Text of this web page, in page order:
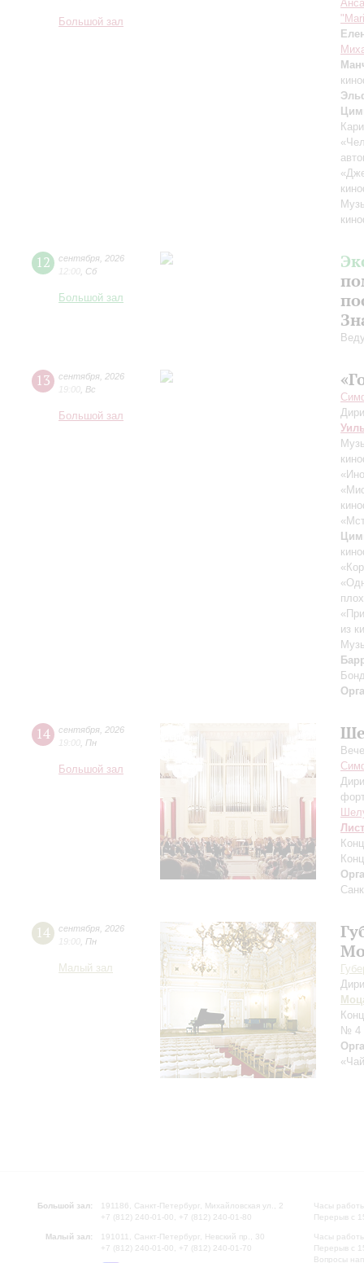
Большой зал
12 сентября 2026
12:00 Сб
Большой зал
13 сентября 2026
19:00 Вс
Большой зал
из
14 сентября 2026
19:00 Пн
Большой зал
Лист
14 сентября 2026
19:00 Пн
Малый зал
№ 4
Большой зал:
191186, Санкт-Петербург, Михайловская ул., 2
+7 (812) 240-01-00, +7 (812) 240-01-80
Малый зал:
191011, Санкт-Петербург, Невский пр., 30
+7 (812) 240-01-00, +7 (812) 240-01-70
Часы
Перерыв с
Часы
Перерыв с
Вопросы